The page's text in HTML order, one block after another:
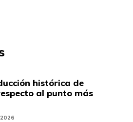
histórica de
al punto más